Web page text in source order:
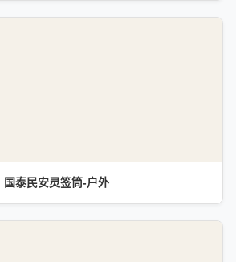
国泰民安灵签筒-户外